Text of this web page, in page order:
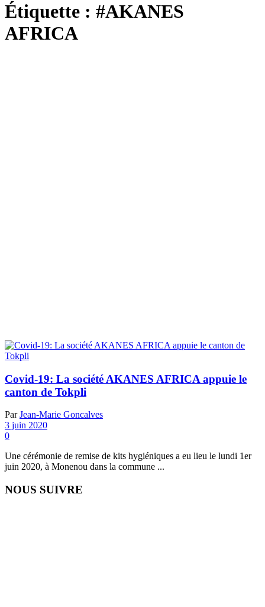
Étiquette : #AKANES
AFRICA
Covid-19: La société AKANES AFRICA appuie le
canton de Tokpli
Par Jean-Marie Goncalves
3 juin 2020
0
Une cérémonie de remise de kits hygiéniques a eu lieu le lundi 1er
juin 2020, à Monenou dans la commune ...
NOUS SUIVRE